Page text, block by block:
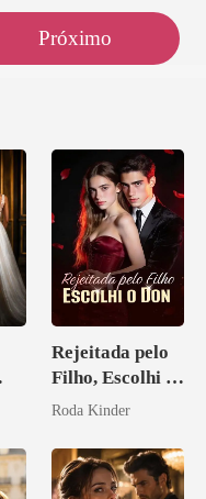
Próximo
Rejeitada pelo
Filho, Escolhi o
Don
Roda Kinder